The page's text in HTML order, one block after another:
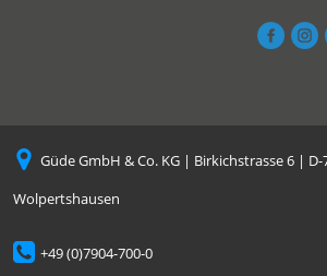
Güde GmbH & Co. KG | Birkichstrasse 6 | D-
Wolpertshausen
+49 (0)7904-700-0